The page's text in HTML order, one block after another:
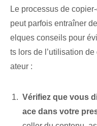
Le processus de
peut parfois entraîner
elques conseils pour
ts lors de l’utilisation
ateur :
Vérifiez que vous
ace dans votre